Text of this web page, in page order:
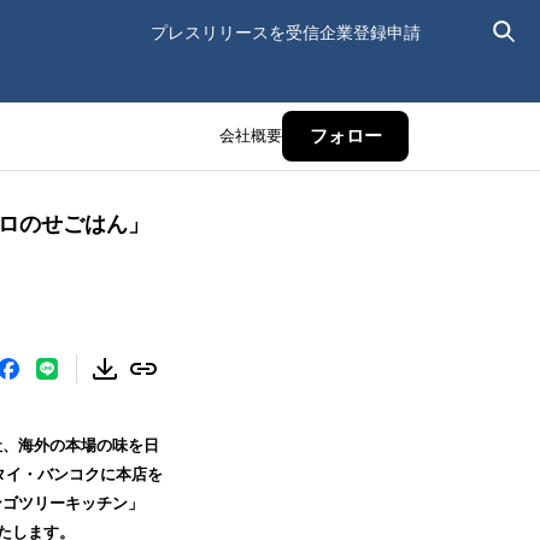
プレスリリースを受信企業登録申請
会社概要 フォロー
のせごはん」
海外の本場の味を日
・バンコクに本店を
ツリーキッチン」
ます。